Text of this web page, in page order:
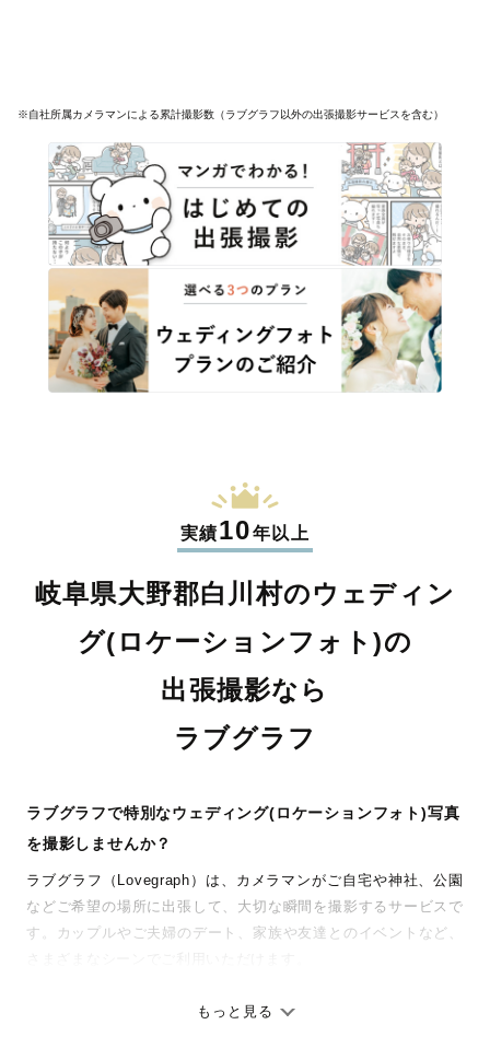
※自社所属カメラマンによる累計撮影数（ラブグラフ以外の出張撮影サービスを含む）
実績10年以上
岐阜県大野郡白川村のウェディン
グ(ロケーションフォト)の
出張撮影なら
ラブグラフ
ラブグラフで特別なウェディング(ロケーションフォト)写真
を撮影しませんか？
ラブグラフ（Lovegraph）は、カメラマンがご自宅や神社、公園
などご希望の場所に出張して、大切な瞬間を撮影するサービスで
す。カップルやご夫婦のデート、家族や友達とのイベントなど、
ありのままの空気感を大切に、何十年経っても見返したくなるよ
もっと見る